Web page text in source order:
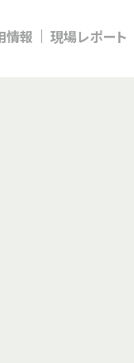
情報 現場レポート